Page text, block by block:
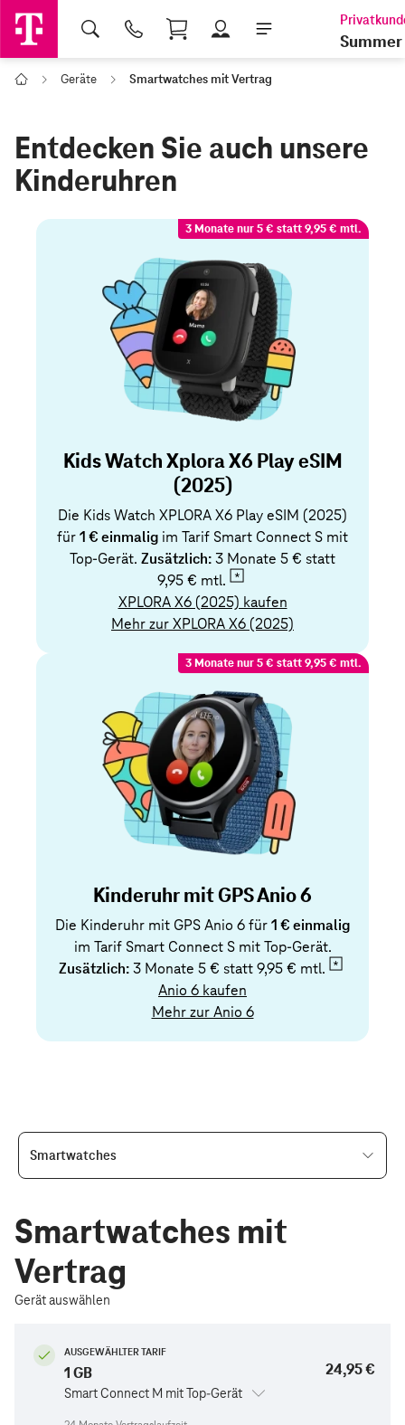
Shopping Cart
Summer
Home Geräte Smartwatches mit Vertrag
Entdecken Sie auch unsere
Kinderuhren
Kids Watch Xplora X6 Play eSIM
(2025)
Die Kids Watch XPLORA X6 Play eSIM (2025)
für1 € einmalig im Tarif Smart Connect S mit
Top-Gerät. Zusätzlich:3 Monate 5 € statt
9,95 € mtl.
XPLORA X6 (2025) kaufen
Mehr zur XPLORA X6 (2025)
3 Monate nur 5 € statt 9,95 € mtl.
Kinderuhr mit GPS Anio 6
Die Kinderuhr mit GPS Anio 6 für1 € einmalig
im Tarif Smart Connect S mit Top-Gerät.
Zusätzlich:3 Monate 5 € statt 9,95 € mtl.
Anio 6 kaufen
Mehr zur Anio 6
3 Monate nur 5 € statt 9,95 € mtl.
Smartwatches
Smartwatches mit
Vertrag
Gerät auswählen
AUSGEWÄHLTER TARIF
1 GB
Smart Connect M mit Top-Gerät
24,95 €